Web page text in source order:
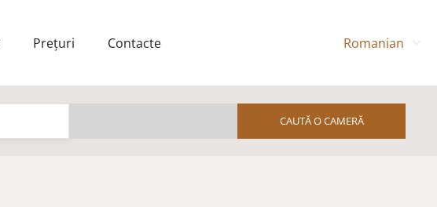
Romanian
Prețuri Contacte
promoționalCAUTĂ O CAMERĂ